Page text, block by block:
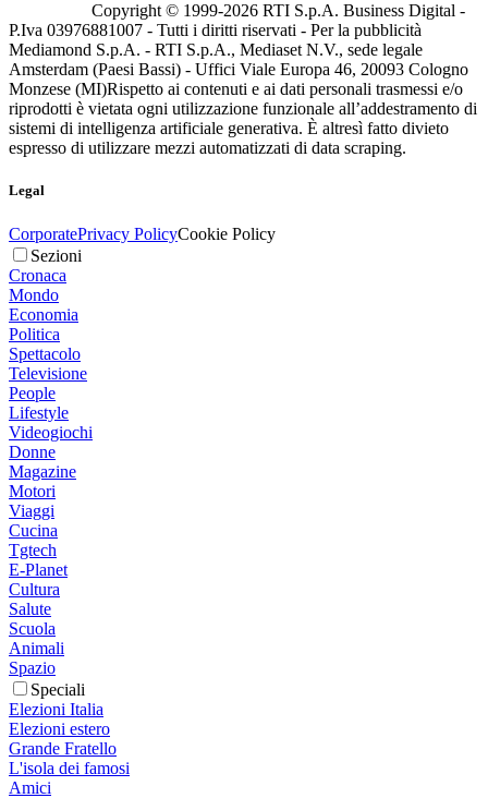
Copyright © 1999-2026 RTI S.p.A. Business Digital -
P.Iva 03976881007 - Tutti i diritti riservati - Per la pubblicità
Mediamond S.p.A. - RTI S.p.A., Mediaset N.V., sede legale
Amsterdam (Paesi Bassi) - Uffici Viale Europa 46, 20093 Cologno
Monzese (MI)Rispetto ai contenuti e ai dati personali trasmessi e/o
riprodotti è vietata ogni utilizzazione funzionale all’addestramento di
sistemi di intelligenza artificiale generativa. È altresì fatto divieto
espresso di utilizzare mezzi automatizzati di data scraping.
Legal
CorporatePrivacy PolicyCookie Policy
Sezioni
Cronaca
Mondo
Economia
Politica
Spettacolo
Televisione
People
Lifestyle
Videogiochi
Donne
Magazine
Motori
Viaggi
Cucina
Tgtech
E-Planet
Cultura
Salute
Scuola
Animali
Spazio
Speciali
Elezioni Italia
Elezioni estero
Grande Fratello
L'isola dei famosi
Amici